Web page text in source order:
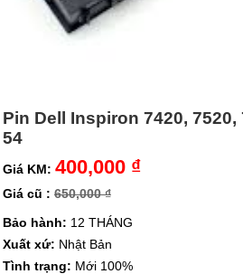
Pin Dell Inspiron 7420, 7520,
54
Giá KM: 400,000 ₫
Giá cũ : 650,000 ₫
Bảo hành: 12 THÁNG
Xuất xứ: Nhật Bản
Tình trạng: Mới 100%